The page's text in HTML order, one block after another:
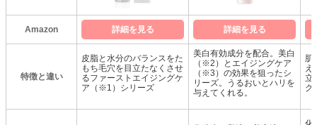
Amazon 詳細を見る 詳細を見る
特徴と違い
皮脂と水分のバランスをた
もち毛穴を目立たなくさせ
るファーストエイジングケ
ア（※1）シリーズ
美白有効成分を配合。美白
（※2）とエイジングケア
（※3）の効果を狙ったシ
リーズ。うるおいとハリを
与えてくれる。
肌
え
立
グ